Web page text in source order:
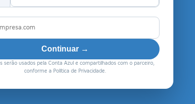
Continuar →
serão usados pela Conta Azul e compartilhados com o parceiro,
conforme a Política de Privacidade.